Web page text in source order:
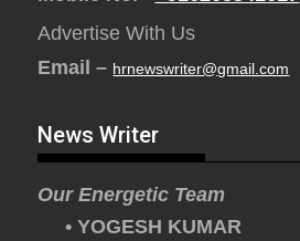
Advertise With Us
Email – hrnewswriter@gmail.com
News Writer
Our Energetic Team
• YOGESH KUMAR